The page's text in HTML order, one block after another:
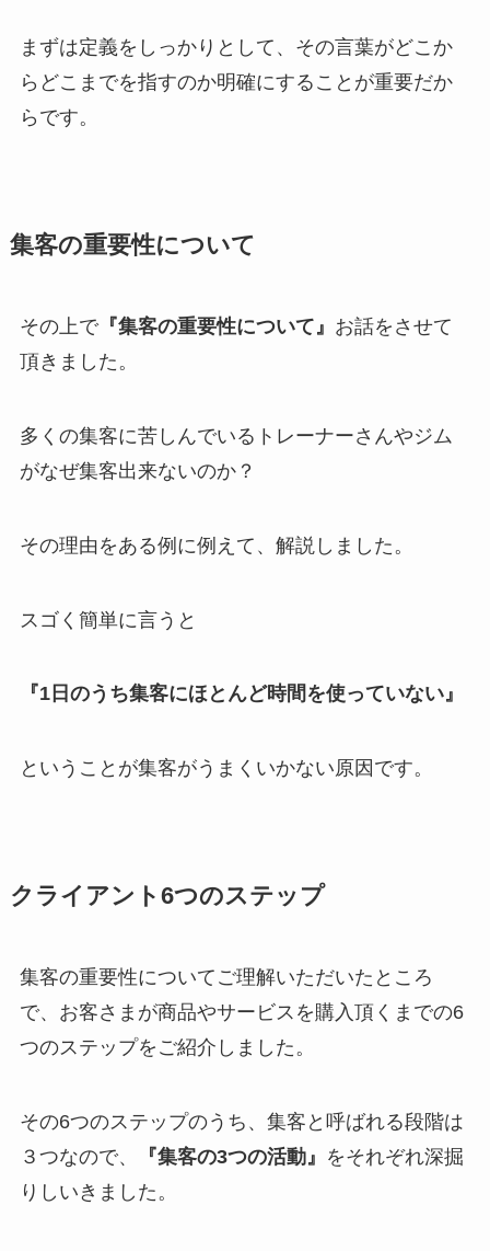
まずは定義をしっかりとして、その言葉がどこか
らどこまでを指すのか明確にすることが重要だか
らです。
集客の重要性について
その上で『集客の重要性について』 お話をさせて
頂きました。
多くの集客に苦しんでいるトレーナーさんやジム
がなぜ集客出来ないのか？
その理由をある例に例えて、解説しました。
スゴく簡単に言うと
『1日のうち集客にほとんど時間を使っていない』
ということが集客がうまくいかない原因です。
クライアント6つのステップ
集客の重要性についてご理解いただいたところ
で、お客さまが商品やサービスを購入頂くまでの6
つのステップをご紹介しました。
その6つのステップのうち、集客と呼ばれる段階は
３つなので、
『集客の3つの活動』 をそれぞれ深掘
りしいきました。